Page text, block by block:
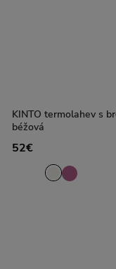
KINTO termolahev s
béžová
52€